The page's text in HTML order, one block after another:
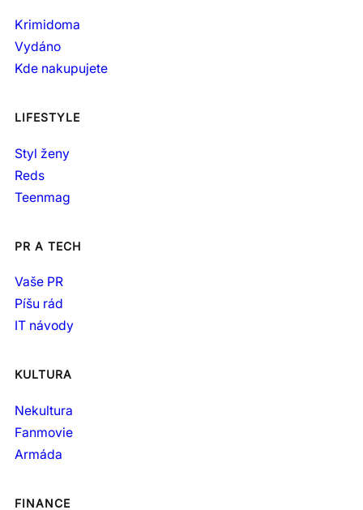
Krimidoma
Vydáno
Kde nakupujete
LIFESTYLE
Styl ženy
Reds
Teenmag
PR A TECH
Vaše PR
Píšu rád
IT návody
KULTURA
Nekultura
Fanmovie
Armáda
FINANCE